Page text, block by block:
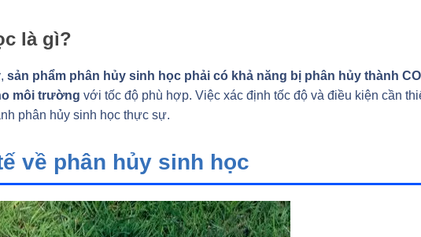
là gì?
sản phẩm phân hủy sinh học phải có khả năng bị phân hủy thành
môi trường với tốc độ phù hợp. Việc xác định tốc độ và điều kiện cần
phân hủy sinh học thực sự.
về phân hủy sinh học